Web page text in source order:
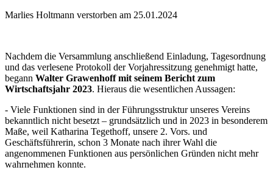
Marlies Holtmann verstorben am 25.01.2024
Nachdem die Versammlung anschließend Einladung, Tagesordnung
und das verlesene Protokoll der Vorjahressitzung genehmigt hatte,
begann Walter Grawenhoff mit seinem Bericht zum
Wirtschaftsjahr 2023. Hieraus die wesentlichen Aussagen:
- Viele Funktionen sind in der Führungsstruktur unseres Vereins
bekanntlich nicht besetzt – grundsätzlich und in 2023 in besonderem
Maße, weil Katharina Tegethoff, unsere 2. Vors. und
Geschäftsführerin, schon 3 Monate nach ihrer Wahl die
angenommenen Funktionen aus persönlichen Gründen nicht mehr
wahrnehmen konnte.